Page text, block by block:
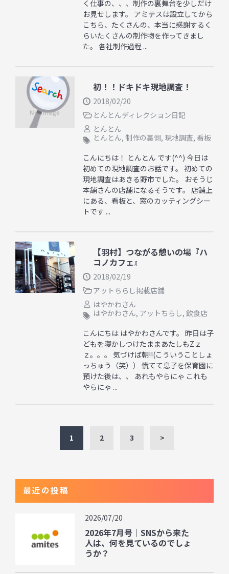
く仕事の、、、制作の裏舞台を少しだけ
お見せします。 アミテスは設立してから
こちら、たくさんの、本当に感謝するく
らいたくさんの制作物を作ってきまし
た。 各社制作過程 ...
初！！ドキドキ現地調査！
2018/02/20
とんとんディレクション日記
とんとん
とんとん, 制作の裏側, 現地調査, 看板
こんにちは！ とんとん です(^^) 今日は
初めての現地調査のお話です。 初めての
現地調査はあきる野市でした。 おそうじ
本舗さんの店舗になるそうです。 店舗上
にある、看板と、窓のカッティングシー
トです ...
【羽村】つながる憩いの場『ハ
コノカフェ』
2018/02/19
アットちらし掲載店舗
はやかわさん
はやかわさん, アットちらし, 飲食店
こんにちは はやかわさんです。 昨日は子
どもを寝かしつけたままあたしもZｚ
ｚ。。。 気づけば朝!!(こういうことしょ
っちゅう（笑）） 慌てて息子を保育園に
預けた後は、、 あれもやらにゃ これも
やらにゃ ...
1 2 3 >
最近の投稿
2026/07/20
2026年7月号｜SNSから来た
人は、何を見ているのでしょ
うか？